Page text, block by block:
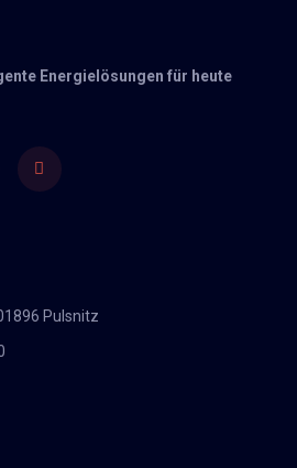
Energielösungen für heute
Instagram
Pulsnitz